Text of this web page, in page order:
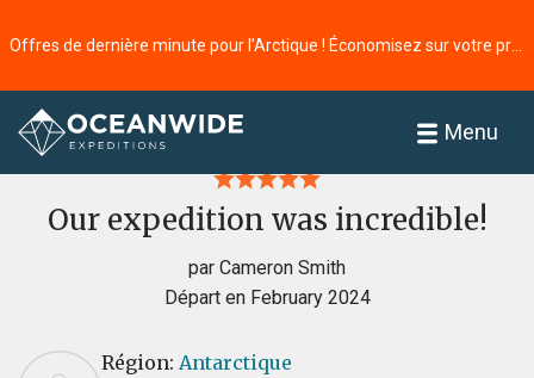
Menu
Accueil
Our expedition was incredible!
par Cameron Smith
Départ en February 2024
Région: Antarctique